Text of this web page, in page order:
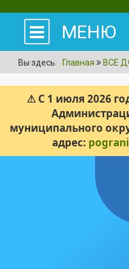
МЕНЮ
Вы здесь: Главная ВСЕ
⚠ С 1 июля 2026
муниципального
адрес: